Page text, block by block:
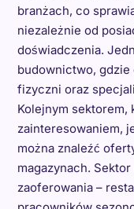
branżach, co
niezależnie od
doświadczenia.
budownictwo,
fizyczni oraz
Kolejnym sektorem,
zainteresowaniem,
można znaleźć
magazynach.
zaoferowania –